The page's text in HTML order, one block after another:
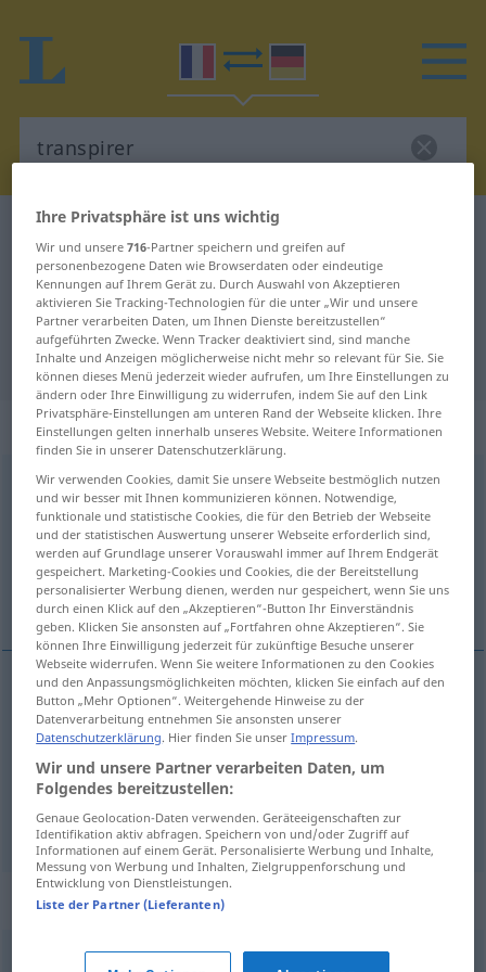
Französisch-Deutsch Wörterbuch
Französisch-Deutsch Übersetzung
für "transpirer"
"transpirer" Deutsch Übersetzung
„transpirer“: verbe intransitif
transpirer [tʀɑ̃spiʀe] v/i
Übersicht aller Übersetzungen
(Für mehr Details die Übersetzung anklicken/antippen)
schwitzen durchsickern
schwitzen transpirer
durchsickern transpirersecret, nouvelle FIG
Synonyme für "transpirer"
Ihre Privatsphäre ist uns wichtig
Wir und unsere716-Partner speichern und greifen auf
personenbezogene Daten wie Browserdaten oder eindeutige
Kennungen auf Ihrem Gerät zu. Durch Auswahl von Akzeptieren
aktivieren Sie Tracking-Technologien für die unter „Wir und unsere
Partner verarbeiten Daten, um Ihnen Dienste bereitzustellen“
aufgeführten Zwecke. Wenn Tracker deaktiviert sind, sind manche
Inhalte und Anzeigen möglicherweise nicht mehr so relevant für Sie. Sie
können dieses Menü jederzeit wieder aufrufen, um Ihre Einstellungen zu
ändern oder Ihre Einwilligung zu widerrufen, indem Sie auf den Link
Privatsphäre-Einstellungen am unteren Rand der Webseite klicken. Ihre
Einstellungen gelten innerhalb unseres Website. Weitere Informationen
finden Sie in unserer Datenschutzerklärung.
Wir verwenden Cookies, damit Sie unsere Webseite bestmöglich nutzen
und wir besser mit Ihnen kommunizieren können. Notwendige,
funktionale und statistische Cookies, die für den Betrieb der Webseite
und der statistischen Auswertung unserer Webseite erforderlich sind,
werden auf Grundlage unserer Vorauswahl immer auf Ihrem Endgerät
gespeichert. Marketing-Cookies und Cookies, die der Bereitstellung
personalisierter Werbung dienen, werden nur gespeichert, wenn Sie uns
durch einen Klick auf den „Akzeptieren“-Button Ihr Einverständnis
geben. Klicken Sie ansonsten auf „Fortfahren ohne Akzeptieren“. Sie
können Ihre Einwilligung jederzeit für zukünftige Besuche unserer
Webseite widerrufen. Wenn Sie weitere Informationen zu den Cookies
und den Anpassungsmöglichkeiten möchten, klicken Sie einfach auf den
Button „Mehr Optionen“. Weitergehende Hinweise zu der
Datenverarbeitung entnehmen Sie ansonsten unserer
Datenschutzerklärung. Hier finden Sie unserImpressum.
Wir und unsere Partner verarbeiten Daten, um
Folgendes bereitzustellen:
Genaue Geolocation-Daten verwenden. Geräteeigenschaften zur
Identifikation aktiv abfragen. Speichern von und/oder Zugriff auf
Informationen auf einem Gerät. Personalisierte Werbung und Inhalte,
Messung von Werbung und Inhalten, Zielgruppenforschung und
Entwicklung von Dienstleistungen.
Liste der Partner (Lieferanten)